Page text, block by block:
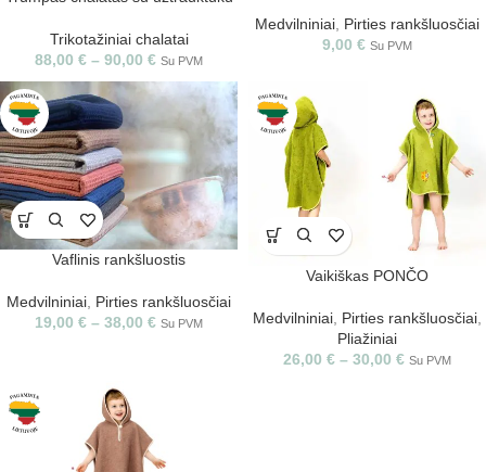
Trikotažiniai chalatai
88,00 € – 90,00 € Su PVM
Medvilniniai Pirties rankšluosčiai
9,00 € Su PVM
Vaflinis rankšluostis
Medvilniniai, Pirties rankšluosčiai
19,00 € – 38,00 € Su PVM
Vaikiškas PONČO
Medvilniniai Pirties rankšluosčiai
Pliažiniai
26,00 € – 30,00 € Su PVM